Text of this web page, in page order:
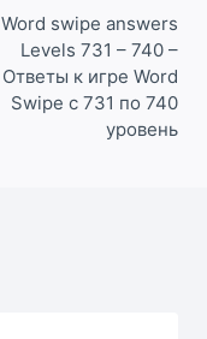
Word swipe answers
Levels 731 – 740 –
Ответы к игре Word
Swipe с 731 по 740
уровень